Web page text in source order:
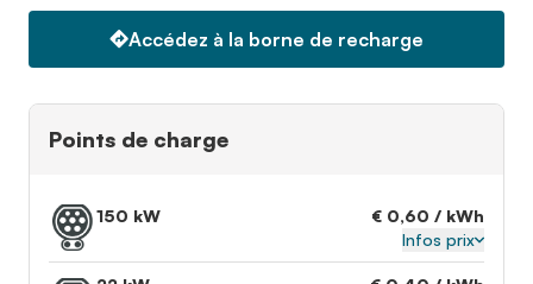
Accédez à la borne de recharge
Points de charge
150 kW
€ 0,60 / kWh
Infos prix